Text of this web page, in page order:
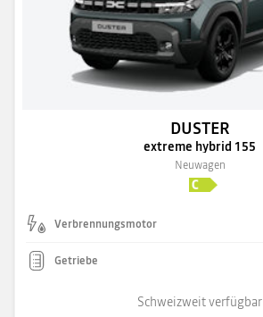
DUSTER
extreme hybrid 155
Neuwagen
Verbrennungsmotor
Getriebe
Schweizweit verfügbar